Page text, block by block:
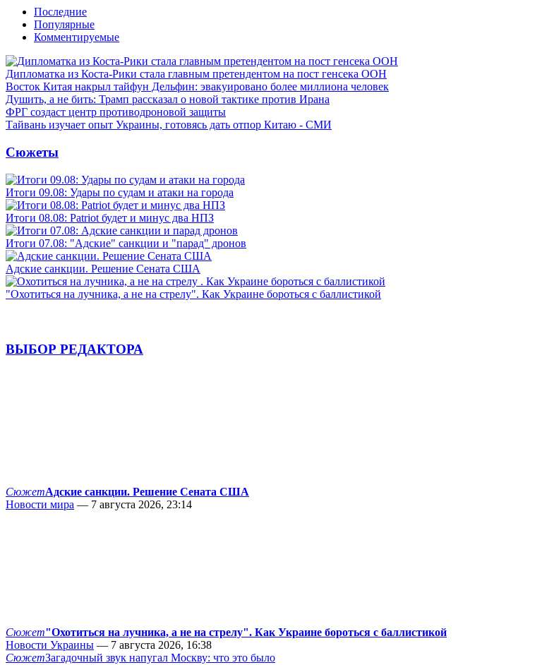
Последние
Популярные
Комментируемые
Дипломатка из Коста-Рики стала главным претендентом на пост генсека ООН
Восток Китая накрыл тайфун Дельфин: эвакуировано более миллиона человек
Душить, а не бить: Трамп рассказал о новой тактике против Ирана
ФРГ создаст центр противодроновой защиты
Тайвань изучает опыт Украины, готовясь дать отпор Китаю - СМИ
Сюжеты
Итоги 09.08: Удары по судам и атаки на города
Итоги 08.08: Patriot будет и минус два НПЗ
Итоги 07.08: "Адские" санкции и "парад" дронов
Адские санкции. Решение Сената США
"Охотиться на лучника, а не на стрелу". Как Украине бороться с баллистикой
ВЫБОР РЕДАКТОРА
СюжетАдские санкции. Решение Сената США
Новости мира — 7 августа 2026, 23:14
Сюжет"Охотиться на лучника, а не на стрелу". Как Украине бороться с баллистикой
Новости Украины — 7 августа 2026, 16:38
СюжетЗагадочный звук напугал Москву: что это было